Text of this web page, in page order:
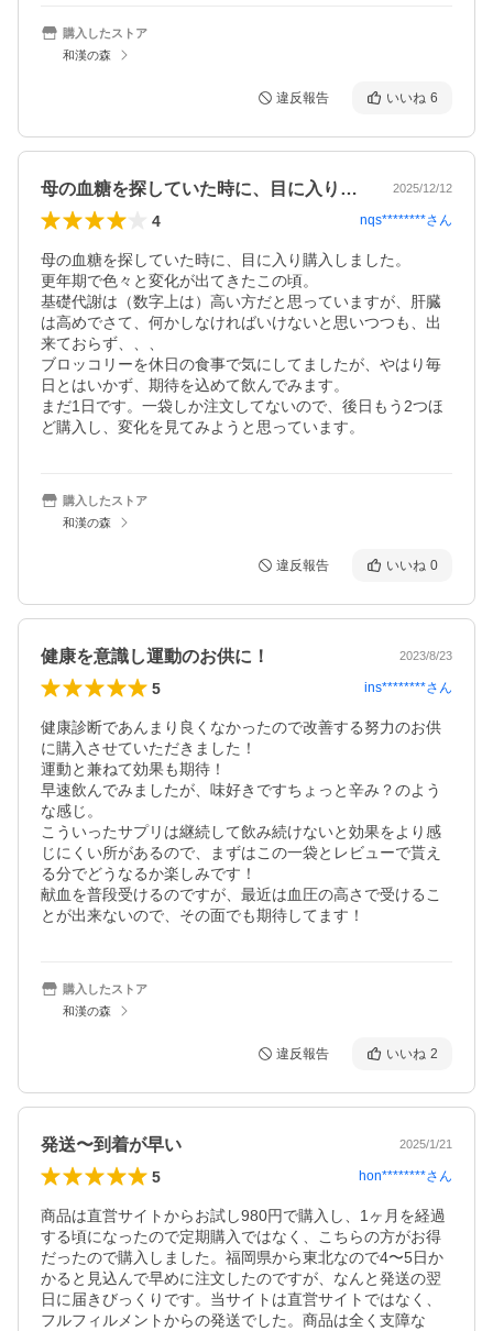
購入したストア
和漢の森
違反報告 いいね 6
母の血糖を探していた時に、目に入り購入… 2025/12/12
4 nqs********さん
母の血糖を探していた時に、目に入り購入しました。
更年期で色々と変化が出てきたこの頃。
基礎代謝は（数字上は）高い方だと思っていますが、肝臓
は高めでさて、何かしなければいけないと思いつつも、出
来ておらず、、、
ブロッコリーを休日の食事で気にしてましたが、やはり毎
日とはいかず、期待を込めて飲んでみます。
まだ1日です。一袋しか注文してないので、後日もう2つほ
ど購入し、変化を見てみようと思っています。
購入したストア
和漢の森
違反報告 いいね 0
健康を意識し運動のお供に！ 2023/8/23
5 ins********さん
健康診断であんまり良くなかったので改善する努力のお供
に購入させていただきました！
運動と兼ねて効果も期待！
早速飲んでみましたが、味好きですちょっと辛み？のよう
な感じ。
こういったサプリは継続して飲み続けないと効果をより感
じにくい所があるので、まずはこの一袋とレビューで貰え
る分でどうなるか楽しみです！
献血を普段受けるのですが、最近は血圧の高さで受けるこ
とが出来ないので、その面でも期待してます！
購入したストア
和漢の森
違反報告 いいね 2
発送〜到着が早い 2025/1/21
5 hon********さん
商品は直営サイトからお試し980円で購入し、1ヶ月を経過
する頃になったので定期購入ではなく、こちらの方がお得
だったので購入しました。福岡県から東北なので4〜5日か
かると見込んで早めに注文したのですが、なんと発送の翌
日に届きびっくりです。当サイトは直営サイトではなく、
フルフィルメントからの発送でした。商品は全く支障な